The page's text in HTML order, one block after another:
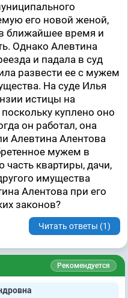
его новой женой,
ближайшее время и
Однако Алевтина
и падала в суд
развести ее с мужем
На суде Илья
истицы на
куплено оно
он работал, она
Алевтина Алентова
мужем в
часть квартиры, дачи,
имущества
Алентова при его
законов?
Читать ответы (1)
Рекомендуется